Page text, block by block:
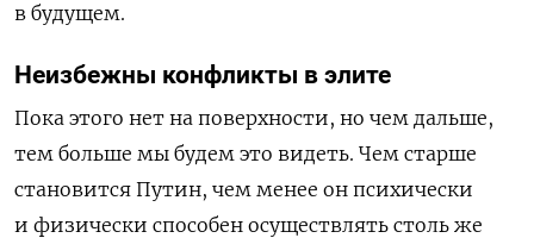
в будущем.
Неизбежны конфликты в элите
Пока этого нет на поверхности, но чем дальше,
тем больше мы будем это видеть. Чем старше
становится Путин, чем менее он психически
и физически способен осуществлять столь же